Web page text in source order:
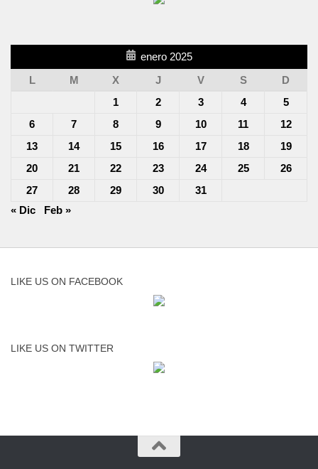
enero 2025
L
M X J V S
D
1
2 3 4
5
6
7 8 9 10 11
12
13
14 15 16 17 18
19
20
21 22 23 24 25
26
27
28 29 30
31
« Dic
Feb »
LIKE US ON FACEBOOK
LIKE US ON TWITTER